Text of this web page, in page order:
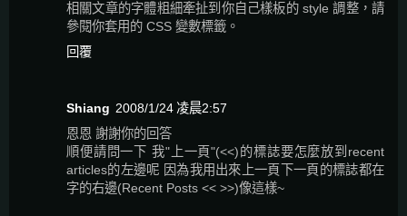
相關文章的字體粗細牽扯到你自己樣板的 style 調整，請
參閱你套用的 CSS 變數標籤。
回覆
Shiang 2008/1/24 凌晨2:57
恩恩 謝謝你的回答
順便請問一下 我"上一頁"(<<)的標誌要怎麼放到recent
articles的左邊呢 因為我用出來上一頁下一頁的標誌都在
字的右邊(Recent Posts << >>)像這樣~